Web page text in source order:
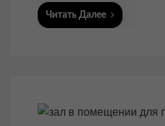
Читать Далее